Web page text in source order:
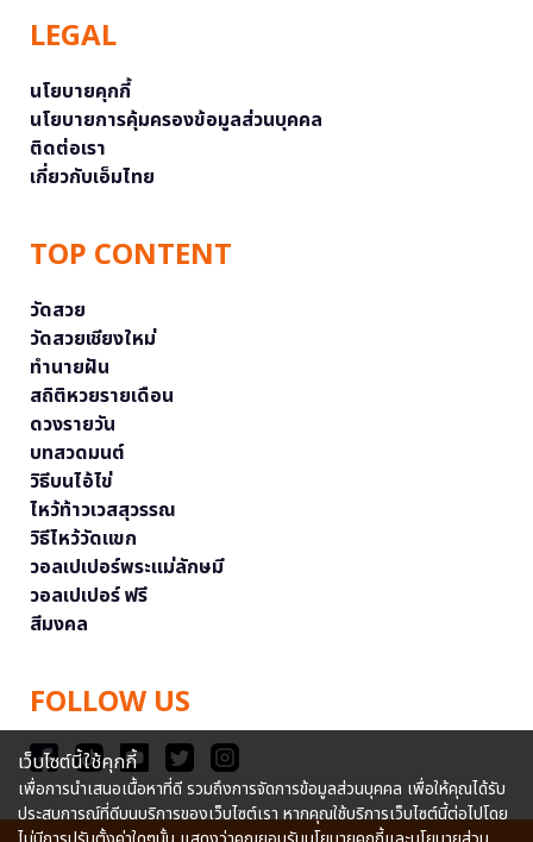
LEGAL
นโยบายคุกกี้
นโยบายการคุ้มครองข้อมูลส่วนบุคคล
ติดต่อเรา
เกี่ยวกับเอ็มไทย
TOP CONTENT
วัดสวย
วัดสวยเชียงใหม่
ทำนายฝัน
สถิติหวยรายเดือน
ดวงรายวัน
บทสวดมนต์
วิธีบนไอ้ไข่
ไหว้ท้าวเวสสุวรรณ
วิธีไหว้วัดแขก
วอลเปเปอร์พระแม่ลักษมี
วอลเปเปอร์ ฟรี
สีมงคล
FOLLOW US
เว็บไซต์นี้ใช้คุกกี้
เพื่อการนำเสนอเนื้อหาที่ดี รวมถึงการจัดการข้อมูลส่วนบุคคล เพื่อให้คุณได้รับ
ประสบการณ์ที่ดีบนบริการของเว็บไซต์เรา หากคุณใช้บริการเว็บไซต์นี้ต่อไปโดย